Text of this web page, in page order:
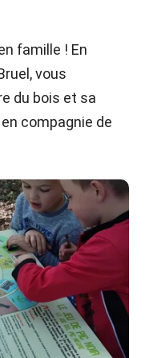
famille ! En
vous
du bois et sa
compagnie de